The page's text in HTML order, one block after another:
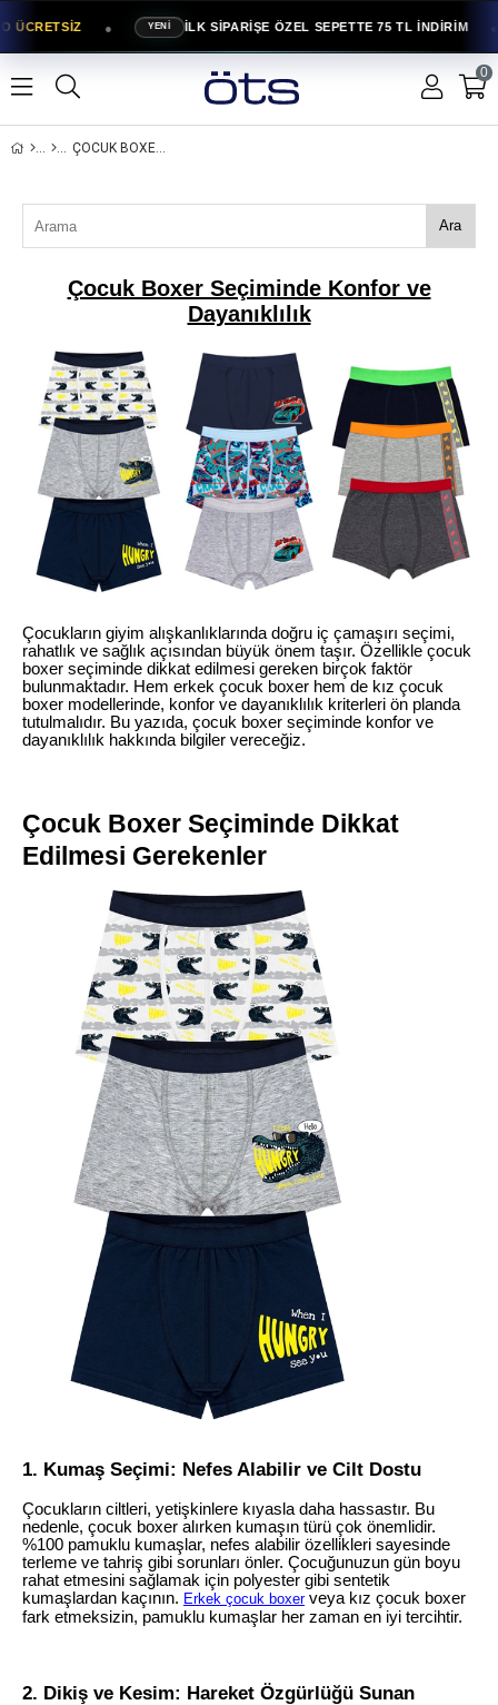
ÜCRETSİZ YENİ İLK SİPARİŞE ÖZEL SEPETTE 75 TL İNDİRİM
0
ÇOCUK BOXER SEÇIMINDE KONFOR VE DAYANIKLILIK
Ara
Çocuk Boxer Seçiminde Konfor ve
Dayanıklılık
Çocukların giyim alışkanlıklarında doğru iç çamaşırı seçimi,
rahatlık ve sağlık açısından büyük önem taşır. Özellikle çocuk
boxer seçiminde dikkat edilmesi gereken birçok faktör
bulunmaktadır. Hem erkek çocuk boxer hem de kız çocuk
boxer modellerinde, konfor ve dayanıklılık kriterleri ön planda
tutulmalıdır. Bu yazıda, çocuk boxer seçiminde konfor ve
dayanıklılık hakkında bilgiler vereceğiz.
Çocuk Boxer Seçiminde Dikkat
Edilmesi Gerekenler
1. Kumaş Seçimi: Nefes Alabilir ve Cilt Dostu
Çocukların ciltleri, yetişkinlere kıyasla daha hassastır. Bu
nedenle, çocuk boxer alırken kumaşın türü çok önemlidir.
%100 pamuklu kumaşlar, nefes alabilir özellikleri sayesinde
terleme ve tahriş gibi sorunları önler. Çocuğunuzun gün boyu
rahat etmesini sağlamak için polyester gibi sentetik
kumaşlardan kaçının. Erkek çocuk boxerveya kız çocuk boxer
fark etmeksizin, pamuklu kumaşlar her zaman en iyi tercihtir.
2. Dikiş ve Kesim: Hareket Özgürlüğü Sunan